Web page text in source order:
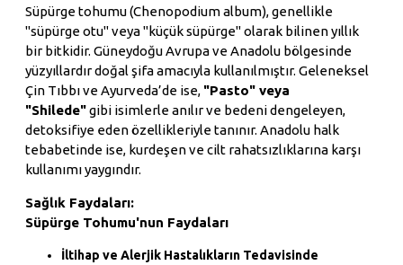
Süpürge tohumu (Chenopodium album), genellikle
"süpürge otu" veya "küçük süpürge" olarak bilinen yıllık
bir bitkidir. Güneydoğu Avrupa ve Anadolu bölgesinde
yüzyıllardır doğal şifa amacıyla kullanılmıştır. Geleneksel
Çin Tıbbı ve Ayurveda’de ise, "Pasto" veya
"Shilede"gibi isimlerle anılır ve bedeni dengeleyen,
detoksifiye eden özellikleriyle tanınır. Anadolu halk
tebabetinde ise, kurdeşen ve cilt rahatsızlıklarına karşı
kullanımı yaygındır.
Sağlık Faydaları:
Süpürge Tohumu'nun Faydaları
İltihap ve Alerjik Hastalıkların Tedavisinde